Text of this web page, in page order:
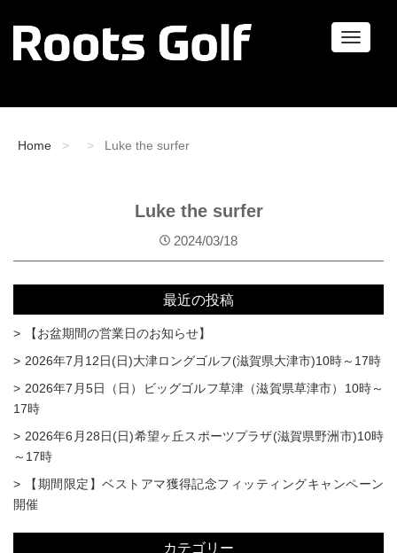
ナ
Home Luke the surfer
Luke the surfer
2024/03/18
最近の投稿
【お盆期間の営業日のお知らせ】
2026年7月12日(日)大津ロングゴルフ(滋賀県大津市)10時～17時
2026年7月5日（日）ビッグゴルフ草津（滋賀県草津市）10時～
17時
2026年6月28日(日)希望ヶ丘スポーツプラザ(滋賀県野洲市)10時
～17時
【期間限定】ベストアマ獲得記念フィッティングキャンペーン
開催
カテゴリー